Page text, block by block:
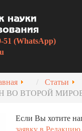
51 (WhatsApp)
Статьи
ВО ВТОРОЙ
Если Вы хотите
заявку в Редакцию.